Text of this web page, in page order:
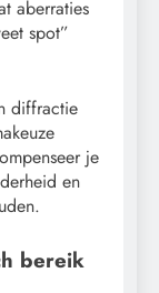
aberraties
spot”
diffractie
je
en
bereik